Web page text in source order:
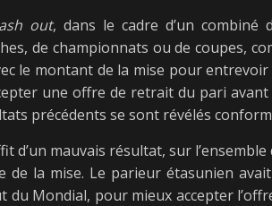
out, dans le cadre d’un
de championnats ou de coupes,
le montant de la mise pour
une offre de retrait du pari
précédents se sont révélés
d’un mauvais résultat, sur
de la mise. Le parieur étasunien
du Mondial, pour mieux accepter